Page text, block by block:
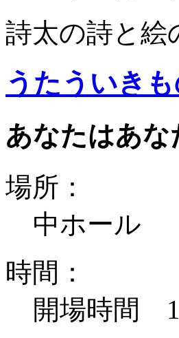
詩太の詩と絵
うたういき
あなたはあ
場所：
中ホール
時間：
開場時間